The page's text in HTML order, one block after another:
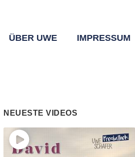
ÜBER UWE IMPRESSUM
NEUESTE VIDEOS